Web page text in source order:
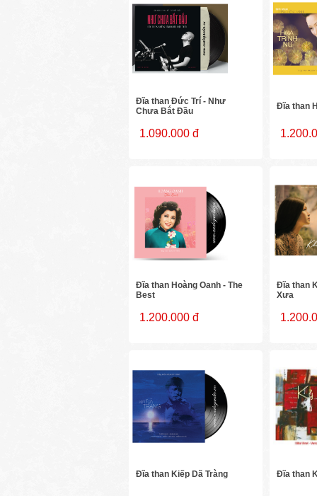
Đĩa than Đức Trí - Như
Chưa Bắt Đầu
1.090.000 đ
Đĩa than
Đĩa than Hoàng Oanh - The
Best
1.200.000 đ
Đĩa than
Xưa
Đĩa than Kiếp Dã Tràng Đĩa than